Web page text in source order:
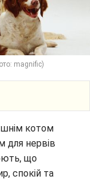
magnific)
котом
для нервів
що
спокій та